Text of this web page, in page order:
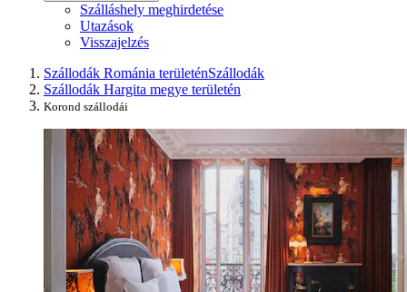
Szálláshely meghirdetése
Utazások
Visszajelzés
Szállodák Románia területénSzállodák
Szállodák Hargita megye területén
Korond szállodái